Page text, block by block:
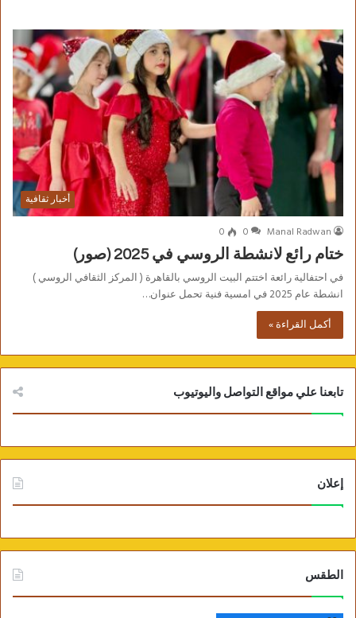
أخبار ثقافية
Manal Radwan
0
0
ختام رائع لانشطة الروسي في 2025 (صور)
في احتفالية رائعة اختتم البيت الروسي بالقاهرة ( المركز الثقافي الروسي )
انشطة عام 2025 في امسية فنية تحمل عنوان…
أكمل القراءة »
تابعنا علي مواقع التواصل واليوتيوب
إعلان
الطقس